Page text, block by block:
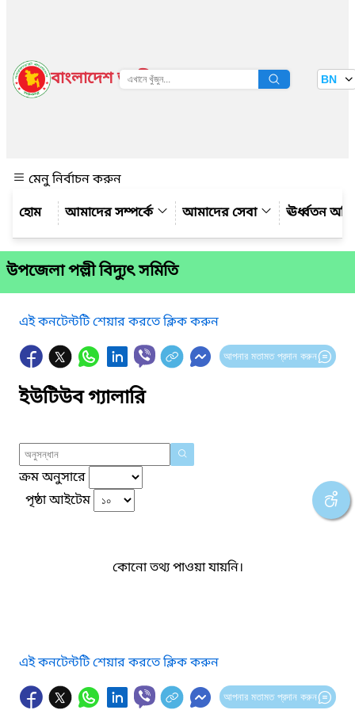
বাংলাদেশ জাতীয় তথ্য বাতায়ন BN
মেনু নির্বাচন করুন
আমাদের সম্পর্কে
আমাদের সেবা ঊর্ধ্বতন
উপজেলা পল্লী বিদ্যুৎ সমিতি
এই কনটেন্টটি শেয়ার করতে ক্লিক করুন
আপনার মতামত প্রদান করুন
ইউটিউব গ্যালারি
ক্রম অনুসারে
পৃষ্ঠা আইটেম
কোনো তথ্য পাওয়া যায়নি।
এই কনটেন্টটি শেয়ার করতে ক্লিক করুন
আপনার মতামত প্রদান করুন